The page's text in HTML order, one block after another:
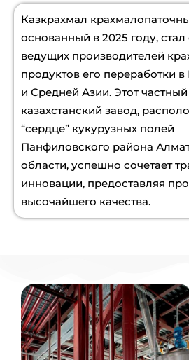
Казкрахмал
основанный в 2025 году,
ведущих производителей
продуктов его переработки в
и Средней Азии. Этот частный
казахстанский завод,
“сердце” кукурузных полей
Панфиловского района
области, успешно сочетает
инновации, предоставляя
высочайшего качества.